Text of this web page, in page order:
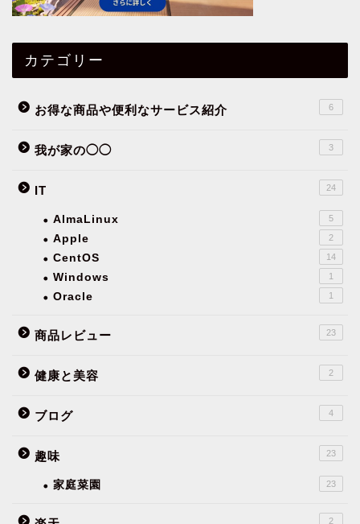
カテゴリー
お得な商品や便利なサービス紹介 6
我が家の◯◯ 3
IT 24
AlmaLinux 5
Apple 2
CentOS 14
Windows 1
Oracle 1
商品レビュー 23
健康と美容 2
ブログ 4
趣味 23
家庭菜園 23
2